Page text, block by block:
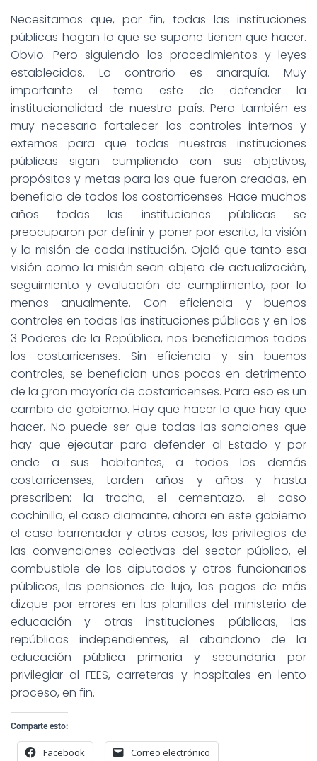
Necesitamos que, por fin, todas las instituciones
públicas hagan lo que se supone tienen que hacer.
Obvio. Pero siguiendo los procedimientos y leyes
establecidas. Lo contrario es anarquía. Muy
importante el tema este de defender la
institucionalidad de nuestro país. Pero también es
muy necesario fortalecer los controles internos y
externos para que todas nuestras instituciones
públicas sigan cumpliendo con sus objetivos,
propósitos y metas para las que fueron creadas, en
beneficio de todos los costarricenses. Hace muchos
años todas las instituciones públicas se
preocuparon por definir y poner por escrito, la visión
y la misión de cada institución. Ojalá que tanto esa
visión como la misión sean objeto de actualización,
seguimiento y evaluación de cumplimiento, por lo
menos anualmente. Con eficiencia y buenos
controles en todas las instituciones públicas y en los
3 Poderes de la República, nos beneficiamos todos
los costarricenses. Sin eficiencia y sin buenos
controles, se benefician unos pocos en detrimento
de la gran mayoría de costarricenses. Para eso es un
cambio de gobierno. Hay que hacer lo que hay que
hacer. No puede ser que todas las sanciones que
hay que ejecutar para defender al Estado y por
ende a sus habitantes, a todos los demás
costarricenses, tarden años y años y hasta
prescriben: la trocha, el cementazo, el caso
cochinilla, el caso diamante, ahora en este gobierno
el caso barrenador y otros casos, los privilegios de
las convenciones colectivas del sector público, el
combustible de los diputados y otros funcionarios
públicos, las pensiones de lujo, los pagos de más
dizque por errores en las planillas del ministerio de
educación y otras instituciones públicas, las
repúblicas independientes, el abandono de la
educación pública primaria y secundaria por
privilegiar al FEES, carreteras y hospitales en lento
proceso, en fin.
Comparte esto:
Facebook Correo electrónico